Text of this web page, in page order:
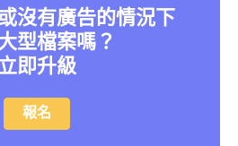
沒有廣告的情況下
型檔案嗎？
即升級
報名